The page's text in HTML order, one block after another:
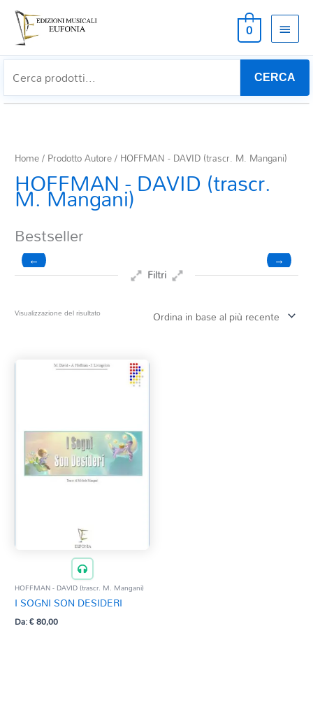
0
CERCA
Home/ Prodotto Autore / HOFFMAN - DAVID (trascr. M. Mangani)
HOFFMAN - DAVID (trascr.
M. Mangani)
Bestseller
← →
Filtri
Clarinetto basso
QR esecuzione
Trascrizioni e Arrangiamenti
Visualizzazione del risultato
HOFFMAN - DAVID (trascr. M. Mangani)
I SOGNI SON DESIDERI
Da:€80,00